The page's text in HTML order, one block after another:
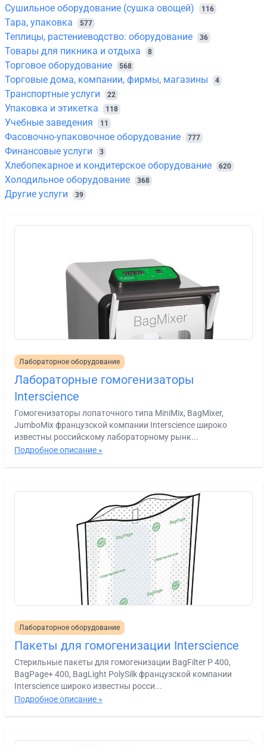
Сушильное оборудование (сушка овощей) 116
Тара, упаковка 577
Теплицы, растениеводство: оборудование 36
Товары для пикника и отдыха 8
Торговое оборудование 568
Торговые дома, компании, фирмы, магазины 4
Транспортные услуги 22
Упаковка и этикетка 118
Учебные заведения 11
Фасовочно-упаковочное оборудование 777
Финансовые услуги 3
Хлебопекарное и кондитерское оборудование 620
Холодильное оборудование 368
Другие услуги 39
Лабораторное оборудование
Лабораторные гомогенизаторы
Interscience
Гомогенизаторы лопаточного типа MiniMix, BagMixer,
JumboMix французской компании Interscience широко
известны российскому лабораторному рынк...
Подробное описание »
Лабораторное оборудование
Пакеты для гомогенизации Interscience
Стерильные пакеты для гомогенизации BagFilter P 400,
BagPage+ 400, BagLight PolySilk французской компании
Interscience широко известны росси...
Подробное описание »